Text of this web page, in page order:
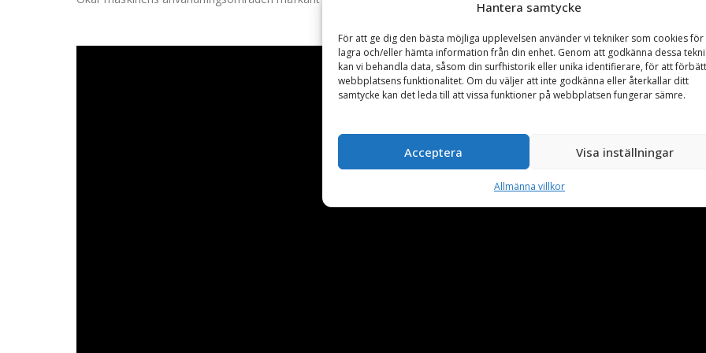
Hantera samtycke
För att ge dig den bästa möjliga upplevelsen använder vi tekniker som cookies
lagra och/eller hämta information från din enhet. Genom att godkänna dessa
kan vi behandla data, såsom din surfhistorik eller unika identifierare, för att
webbplatsens funktionalitet. Om du väljer att inte godkänna eller återkallar ditt
samtycke kan det leda till att vissa funktioner på webbplatsen fungerar sämre.
Acceptera Visa inställningar
Allmänna villkor